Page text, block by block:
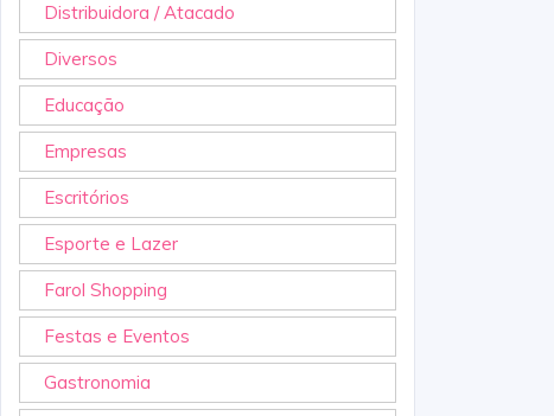
Distribuidora / Atacado
Diversos
Educação
Empresas
Escritórios
Esporte e Lazer
Farol Shopping
Festas e Eventos
Gastronomia